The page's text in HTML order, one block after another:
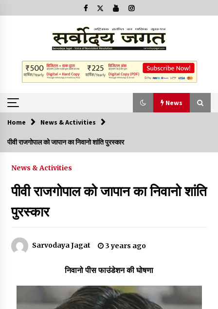
News
News
डॉक्टर अंबेडकर सामाजिक नवजागरण के अग्रदूत थे
सर्व सेवा संघ मुख्यालय में मनाई गई ज्योति बा फुले जयंती
3 years ago
Home News & Activities
पीवी राजगोपाल को जापान का निवानो शांति पुरस्कार
News & Activities
पीवी राजगोपाल को जापान का निवानो शांति
पुरस्कार
Sarvodaya Jagat 3 years ago
निवानो पीस फाउंडेशन की घोषणा